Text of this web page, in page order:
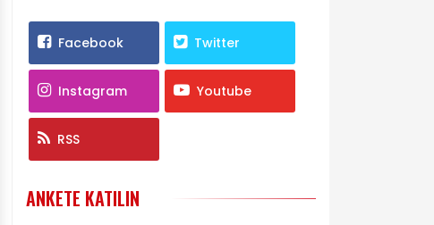
Facebook Twitter
Instagram Youtube
RSS
ANKETE KATILIN